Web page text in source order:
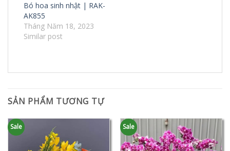
Bó hoa sinh nhật | RAK-
AK855
Tháng Năm 18, 2023
Similar post
SẢN PHẨM TƯƠNG TỰ
Sale Sale